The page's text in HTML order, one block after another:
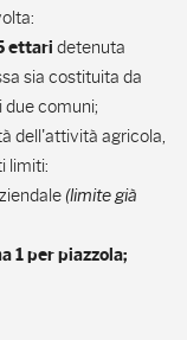
ettari detenuta
sia costituita da
comuni;
dell'attività agricola,
limiti:
(limite già
1 per piazzola;